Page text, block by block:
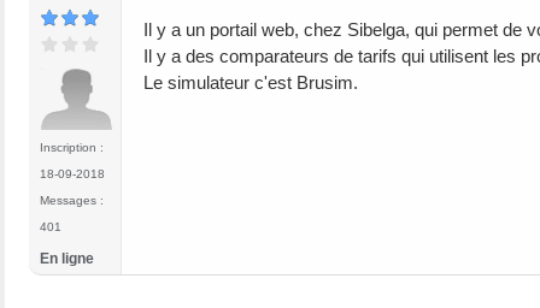
Inscription :
18-09-2018
Messages :
401
Il y a un portail web, chez Sibelga, qui permet de
Il y a des comparateurs de tarifs qui utilisent les
Le simulateur c'est Brusim.
En ligne